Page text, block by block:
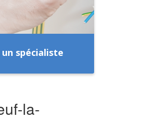
spécialiste
la-